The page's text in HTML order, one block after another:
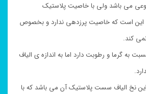
می باشد ولی با خاصیت پلاستیک
این است که خاصیت پرزدهی ندارد و بخصوص
کند.
به گرما و رطوبت دارد اما به اندازه ی الیاف
نخ الیاف سست پلاستیک آن می باشد که با